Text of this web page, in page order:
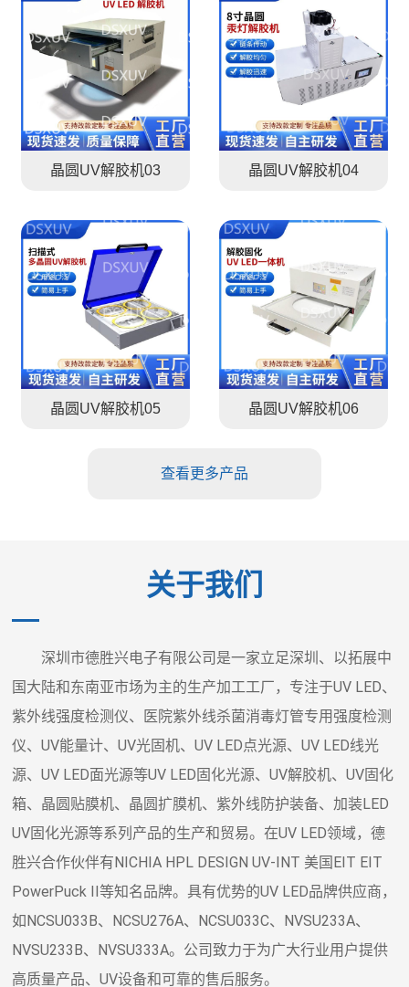
晶圆UV解胶机03 晶圆UV解胶机04
晶圆UV解胶机05 晶圆UV解胶机06
查看更多产品
关于我们
深圳市德胜兴电子有限公司是一家立足深圳、以拓展中
国大陆和东南亚市场为主的生产加工工厂，专注于UV LED、
紫外线强度检测仪、医院紫外线杀菌消毒灯管专用强度检测
仪、UV能量计、UV光固机、UV LED点光源、UV LED线光
源、UV LED面光源等UV LED固化光源、UV解胶机、UV固化
箱、晶圆贴膜机、晶圆扩膜机、紫外线防护装备、加装LED
UV固化光源等系列产品的生产和贸易。在UV LED领域，德
胜兴合作伙伴有NICHIA HPL DESIGN UV-INT 美国EIT EIT
PowerPuck II等知名品牌。具有优势的UV LED品牌供应商，
如NCSU033B、NCSU276A、NCSU033C、NVSU233A、
NVSU233B、NVSU333A。公司致力于为广大行业用户提供
高质量产品、UV设备和可靠的售后服务。